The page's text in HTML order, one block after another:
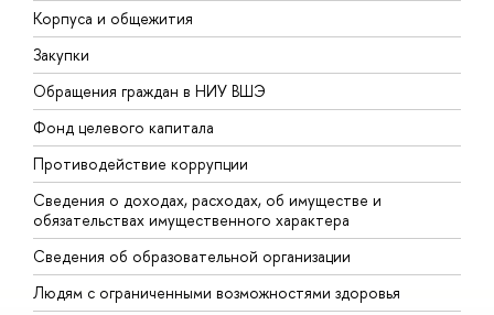
Корпуса и общежития
Закупки
Обращения граждан в НИУ ВШЭ
Фонд целевого капитала
Противодействие коррупции
Сведения о доходах, расходах, об имуществе и
обязательствах имущественного характера
Сведения об образовательной организации
Людям с ограниченными возможностями здоровья